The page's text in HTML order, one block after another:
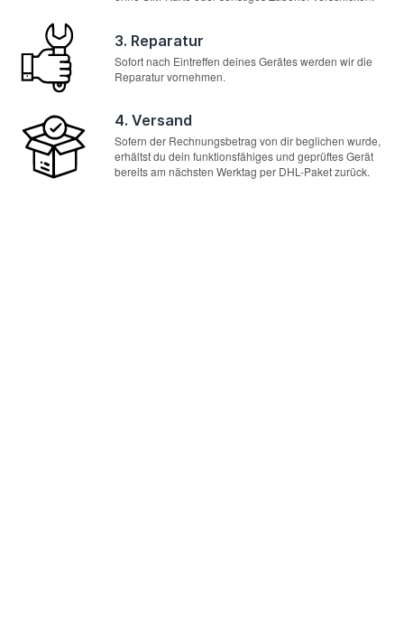
3. Reparatur
Sofort nach Eintreffen deines Gerätes werden wir die
Reparatur vornehmen.
4. Versand
Sofern der Rechnungsbetrag von dir beglichen wurde,
erhältst du dein funktionsfähiges und geprüftes Gerät
bereits am nächsten Werktag per DHL-Paket zurück.